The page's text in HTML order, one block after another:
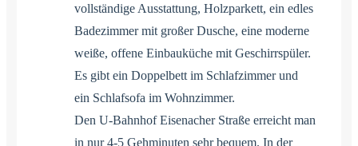
vollständige Ausstattung, Holzparkett, ein edles
Badezimmer mit großer Dusche, eine moderne
weiße, offene Einbauküche mit Geschirrspüler.
Es gibt ein Doppelbett im Schlafzimmer und
ein Schlafsofa im Wohnzimmer.
Den U-Bahnhof Eisenacher Straße erreicht man
in nur 4-5 Gehminuten sehr bequem. In der